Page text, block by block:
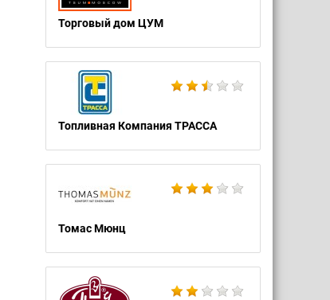
Торговый дом ЦУМ
Топливная Компания ТРАССА
Томас Мюнц